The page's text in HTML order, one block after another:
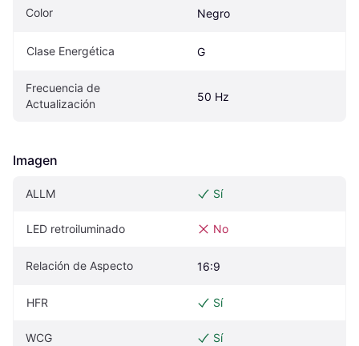
Color Negro
Clase Energética G
Frecuencia de
Actualización
50 Hz
Imagen
ALLM Sí
LED retroiluminado No
Relación de Aspecto 16:9
HFR Sí
WCG Sí